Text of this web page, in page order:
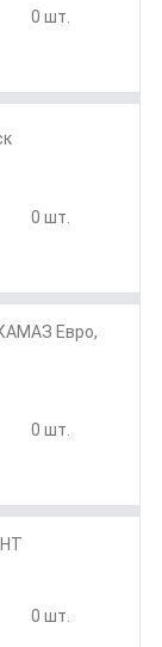
0 шт.
0 шт.
Евро,
0 шт.
0 шт.